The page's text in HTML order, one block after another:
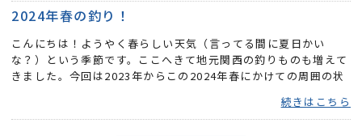
2024年春の釣り！
こんにちは！ようやく春らしい天気（言ってる間に夏日かい
な？）という季節です。ここへきて地元関西の釣りものも増えて
きました。今回は2023年からこの2024年春にかけての周囲の状
続きはこちら